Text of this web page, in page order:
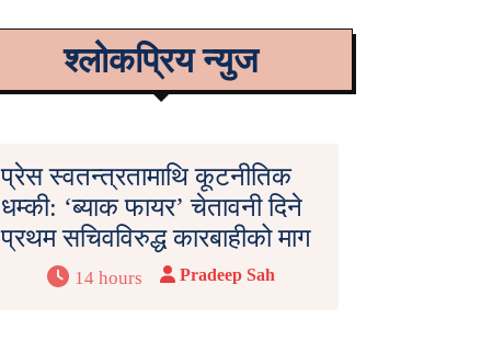
श्लोकप्रिय न्युज
प्रेस स्वतन्त्रतामाथि कूटनीतिक
धम्की: ‘ब्याक फायर’ चेतावनी दिने
प्रथम सचिवविरुद्ध कारबाहीको माग
14 hours Pradeep Sah